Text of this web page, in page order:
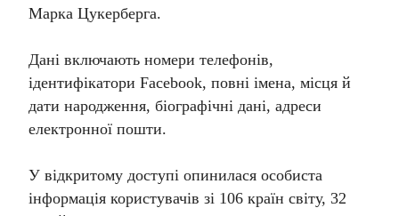
Марка Цукерберга.
Дані включають номери телефонів,
ідентифікатори Facebook, повні імена, місця й
дати народження, біографічні дані, адреси
електронної пошти.
У відкритому доступі опинилася особиста
інформація користувачів зі 106 країн світу, 32